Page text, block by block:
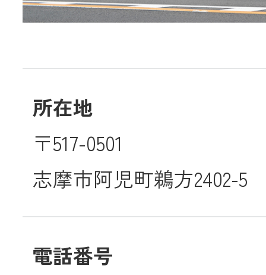
所在地
〒517-0501
志摩市阿児町鵜方2402-5
電話番号